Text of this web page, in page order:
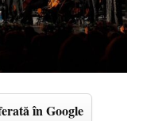
în Google